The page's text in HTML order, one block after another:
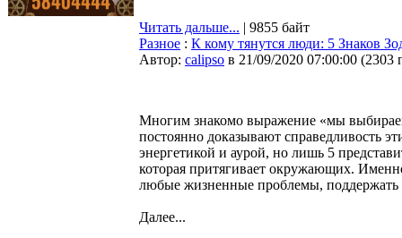
Читать дальше... | 9855 байт
Разное : К кому тянутся люди: 5 Знаков
Автор: calipso в 21/09/2020 07:00:00 (2303
Многим знакомо выражение «мы
постоянно доказывают справедливость
энергетикой и аурой, но лишь 5
которая притягивает окружающих.
любые жизненные проблемы, поддержать
Далее...